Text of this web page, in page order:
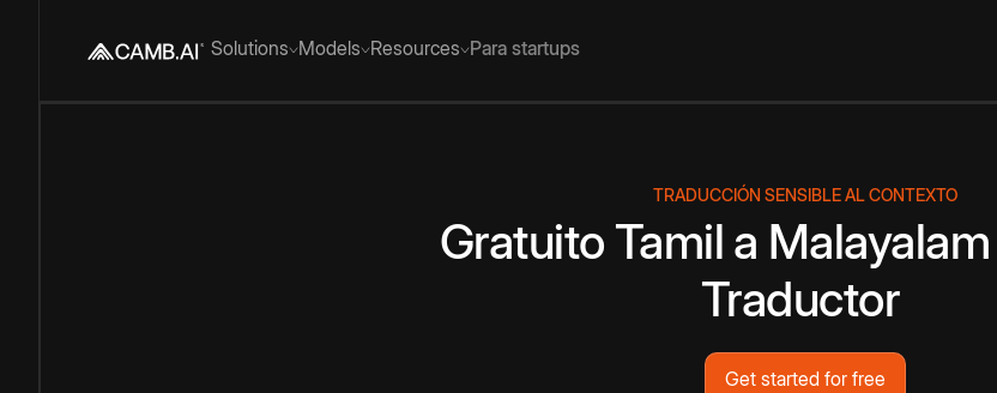
Solutions Models Resources Para startups
TRADUCCIÓN SENSIBLE AL CONTEXTO
Gratuito Tamil a Malayalam
Traductor
Get started for free